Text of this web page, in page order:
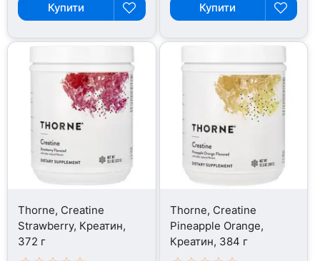
Купити Купити
Thorne, Creatine
Strawberry, Креатин,
372 г
Thorne, Creatine
Pineapple Orange,
Креатин, 384 г